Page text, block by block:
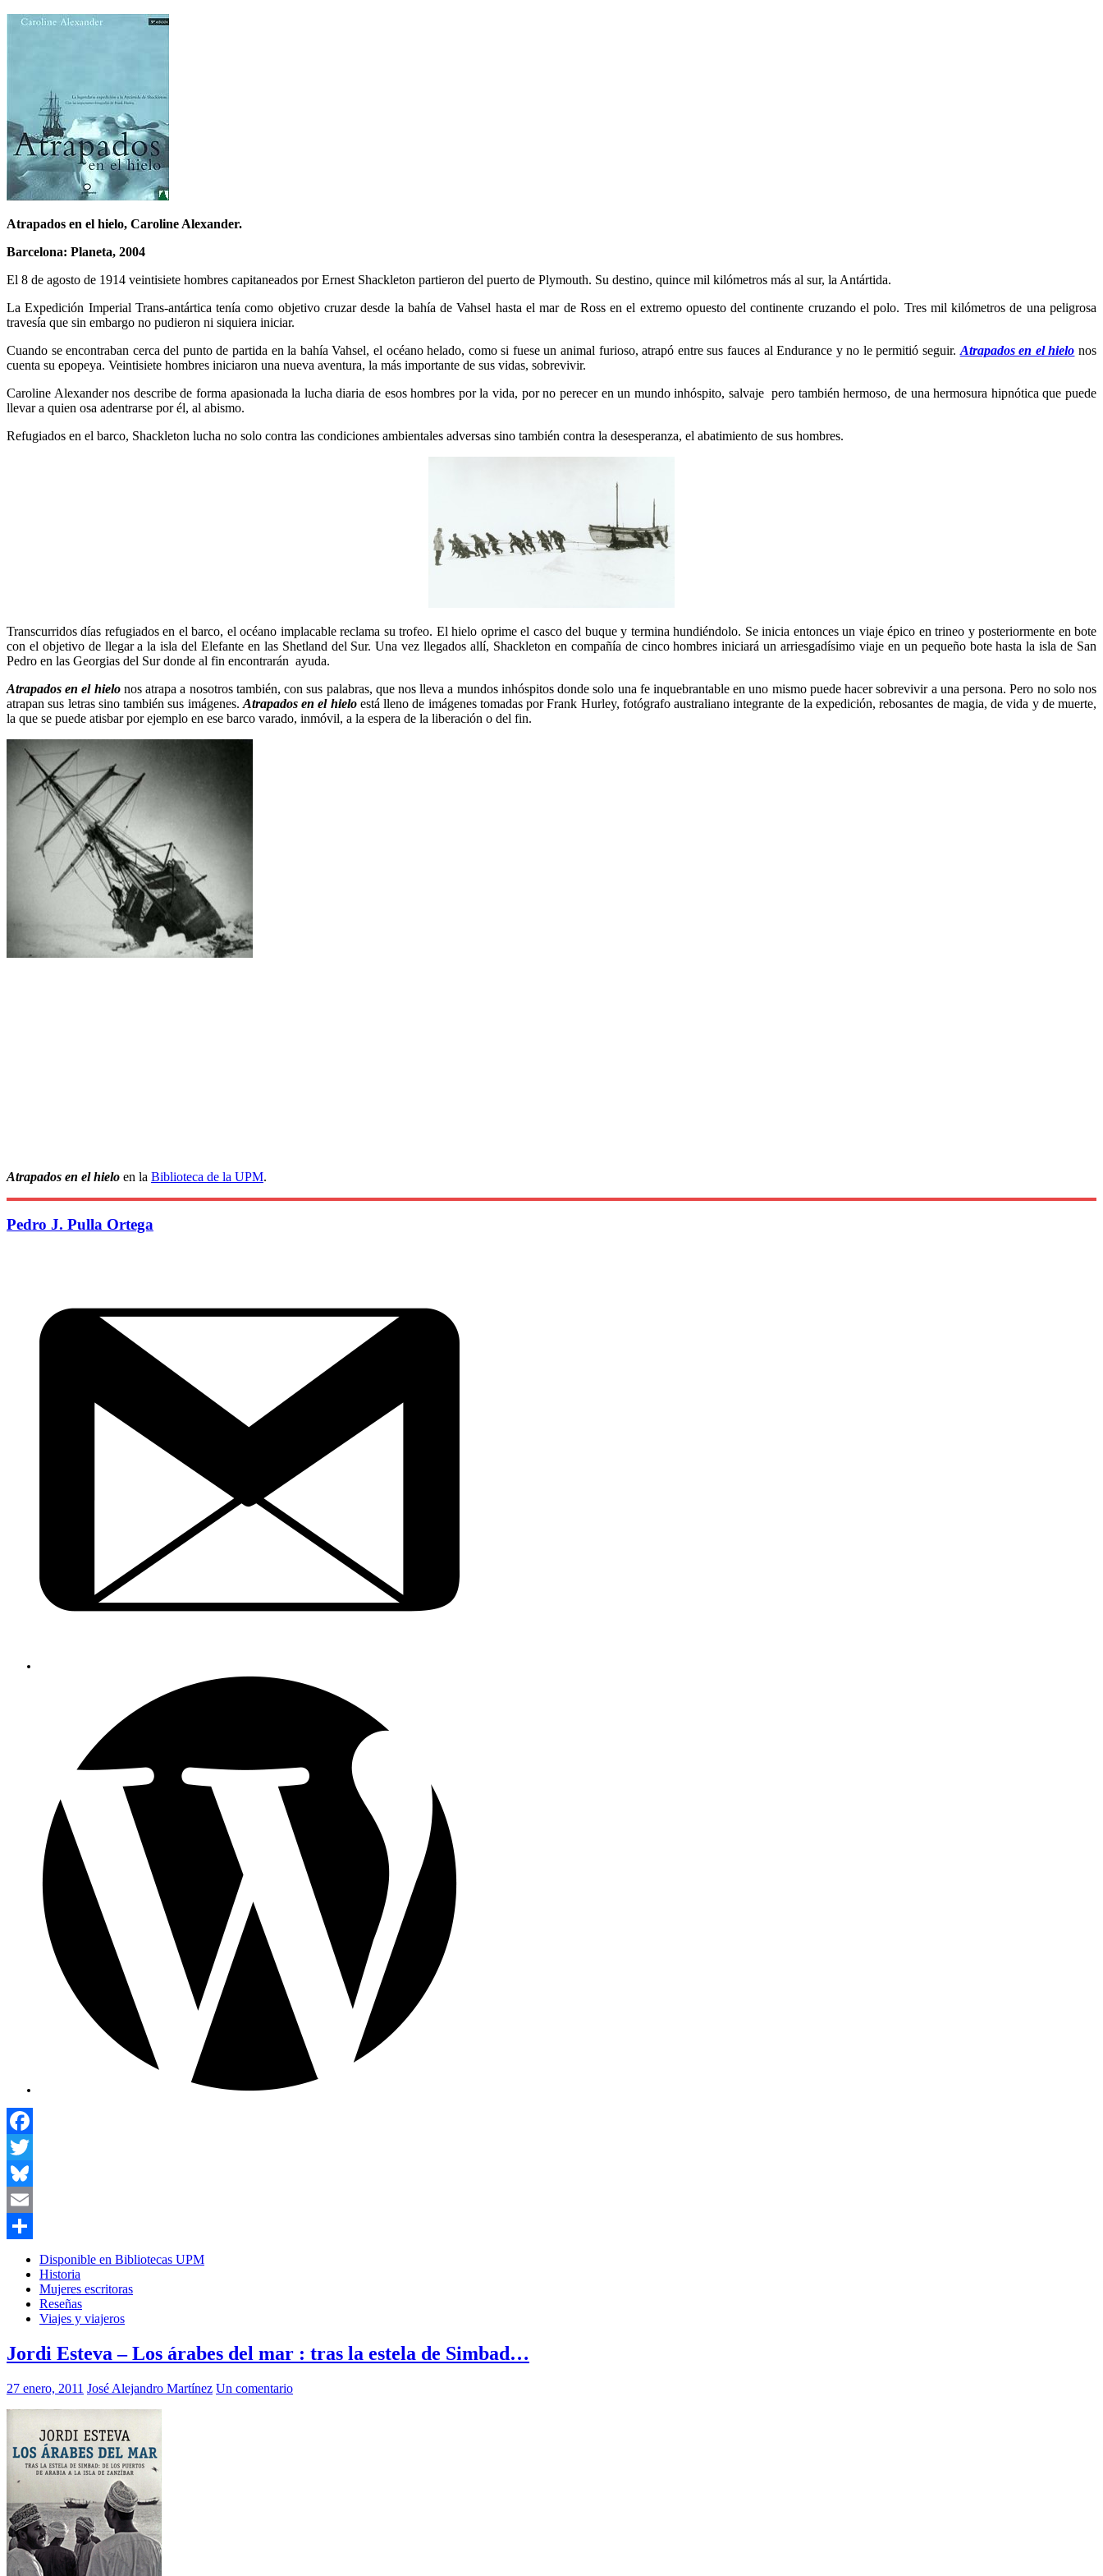
Atrapados en el hielo, Caroline Alexander.
Barcelona: Planeta, 2004
El 8 de agosto de 1914 veintisiete hombres capitaneados por Ernest Shackleton partieron del puerto de Plymouth. Su destino, quince mil kilómetros más al sur, la Antártida.
La Expedición Imperial Trans-antártica tenía como objetivo cruzar desde la bahía de Vahsel hasta el mar de Ross en el extremo opuesto del continente cruzando el polo. Tres mil kilómetros de una peligrosa
travesía que sin embargo no pudieron ni siquiera iniciar.
Cuando se encontraban cerca del punto de partida en la bahía Vahsel, el océano helado, como si fuese un animal furioso, atrapó entre sus fauces al Endurance y no le permitió seguir. Atrapados en el hielo nos
cuenta su epopeya. Veintisiete hombres iniciaron una nueva aventura, la más importante de sus vidas, sobrevivir.
Caroline Alexander nos describe de forma apasionada la lucha diaria de esos hombres por la vida, por no perecer en un mundo inhóspito, salvaje pero también hermoso, de una hermosura hipnótica que puede
llevar a quien osa adentrarse por él, al abismo.
Refugiados en el barco, Shackleton lucha no solo contra las condiciones ambientales adversas sino también contra la desesperanza, el abatimiento de sus hombres.
Transcurridos días refugiados en el barco, el océano implacable reclama su trofeo. El hielo oprime el casco del buque y termina hundiéndolo. Se inicia entonces un viaje épico en trineo y posteriormente en bote
con el objetivo de llegar a la isla del Elefante en las Shetland del Sur. Una vez llegados allí, Shackleton en compañía de cinco hombres iniciará un arriesgadísimo viaje en un pequeño bote hasta la isla de San
Pedro en las Georgias del Sur donde al fin encontrarán ayuda.
Atrapados en el hielonos atrapa a nosotros también, con sus palabras, que nos lleva a mundos inhóspitos donde solo una fe inquebrantable en uno mismo puede hacer sobrevivir a una persona. Pero no solo nos
atrapan sus letras sino también sus imágenes. Atrapados en el hieloestá lleno de imágenes tomadas por Frank Hurley, fotógrafo australiano integrante de la expedición, rebosantes de magia, de vida y de muerte,
la que se puede atisbar por ejemplo en ese barco varado, inmóvil, a la espera de la liberación o del fin.
Atrapados en el hielo en la Biblioteca de la UPM.
Pedro J. Pulla Ortega
Facebook
Twitter
Bluesky
Email
Compartir
Disponible en Bibliotecas UPM
Historia
Mujeres escritoras
Reseñas
Viajes y viajeros
Jordi Esteva – Los árabes del mar : tras la estela de Simbad…
27 enero, 2011 José Alejandro Martínez Un comentario